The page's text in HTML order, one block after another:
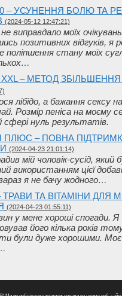
– УСУНЕННЯ БОЛЮ ТА
(2024-05-12 12:47:21)
виправдало моїх
позитивних відгуків, я
поліпшення стану моїх
XXL – МЕТОД
лібідо, а бажання сексу
Розмір пеніса на моєму
сфері нуль результатів.
ПЛЮС – ПОВНА
(2024-04-23 21:01:14)
мій чоловік-сусід, який
використанням цієї
я не бачу жодного…
ТРАВИ ТА ВІТАМІНИ ДЛЯ
(2024-04-23 01:55:11)
у мене хороші спогади. Я
його кілька років
були дуже хорошими. Моє